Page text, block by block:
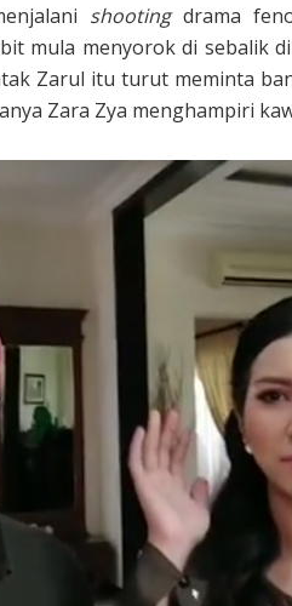
shootingdrama
mula menyorok di sebalik
Zarul itu turut meminta
Zara Zya menghampiri